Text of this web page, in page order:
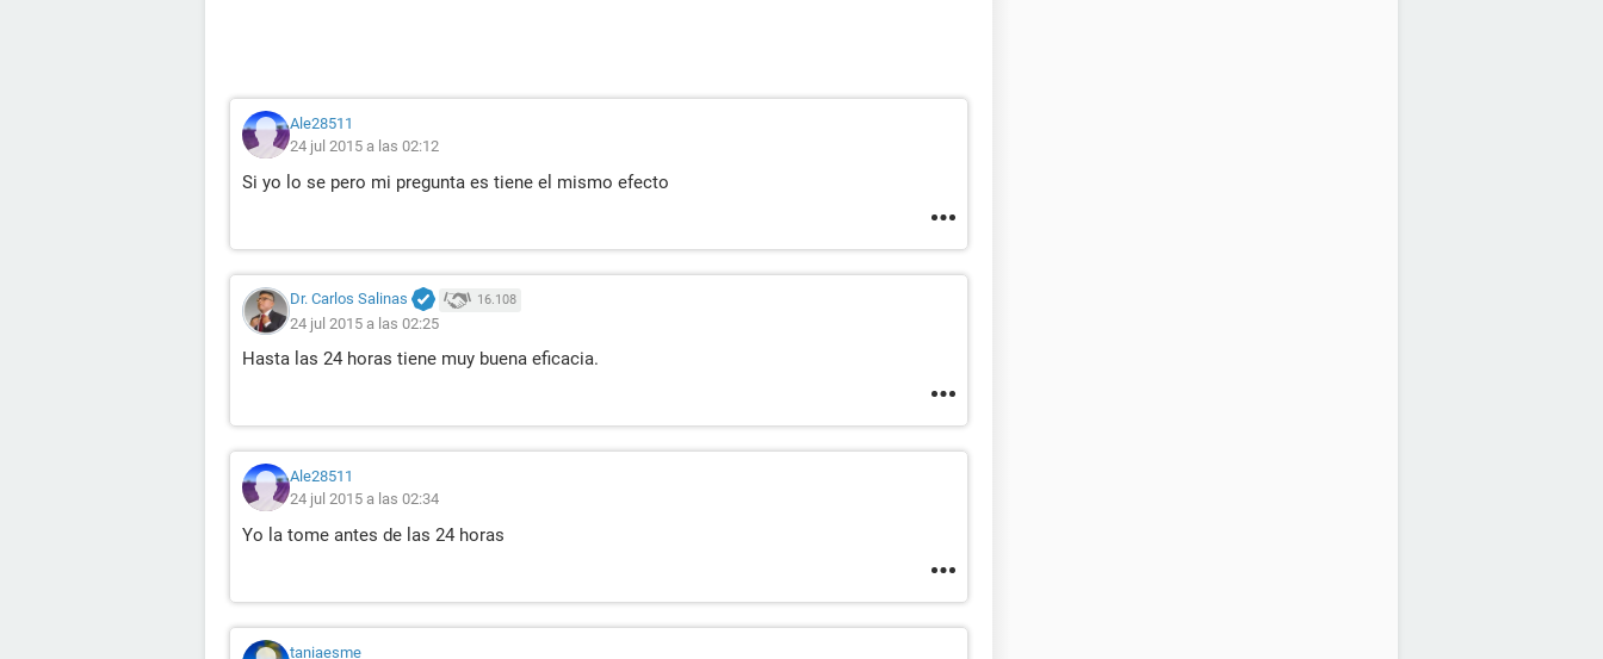
Ale28511
24 jul 2015 a las 02:12
Si yo lo se pero mi pregunta es tiene el mismo efecto
Dr. Carlos Salinas 16.108
24 jul 2015 a las 02:25
Hasta las 24 horas tiene muy buena eficacia.
Ale28511
24 jul 2015 a las 02:34
Yo la tome antes de las 24 horas
taniaesme